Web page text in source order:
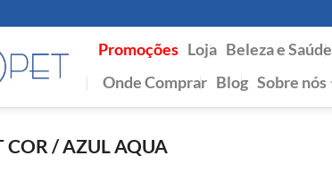
Promoções Loja Beleza e Saúde
Onde Comprar Blog Sobre nós
COR/AZUL AQUA